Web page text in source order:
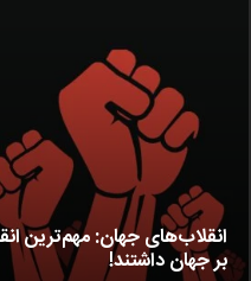
انقلاب‌های جهان: مهم‌ترین
بر جهان داشتند!